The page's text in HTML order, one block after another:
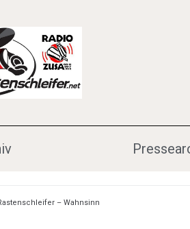
– Wahnsinn